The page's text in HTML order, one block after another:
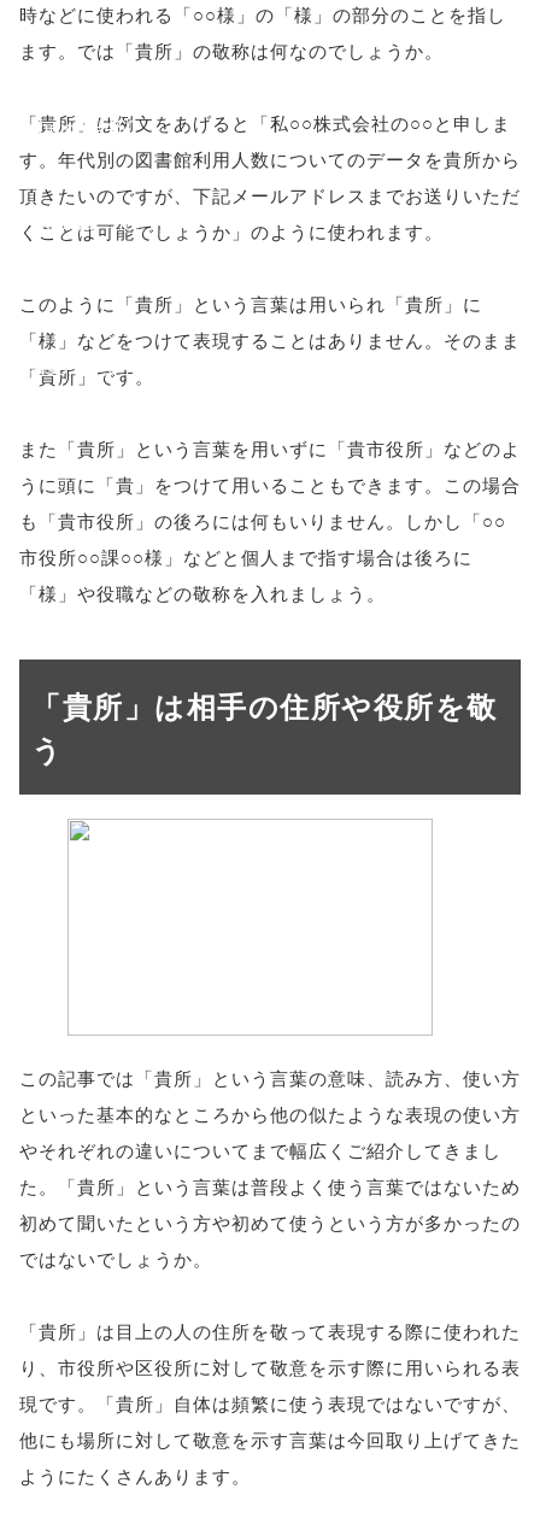
f, 'Gwindow',
height=450,
menubar=no,
toolbar=no,
); return
false;"> シェア
時などに使われる「○○様」の「様」の部分のことを指し
ます。では「貴所」の敬称は何なのでしょうか。
「貴所」は例文をあげると「私○○株式会社の○○と申しま
す。年代別の図書館利用人数についてのデータを貴所から
頂きたいのですが、下記メールアドレスまでお送りいただ
くことは可能でしょうか」のように使われます。
このように「貴所」という言葉は用いられ「貴所」に
「様」などをつけて表現することはありません。そのまま
「貴所」です。
また「貴所」という言葉を用いずに「貴市役所」などのよ
うに頭に「貴」をつけて用いることもできます。この場合
も「貴市役所」の後ろには何もいりません。しかし「○○
市役所○○課○○様」などと個人まで指す場合は後ろに
「様」や役職などの敬称を入れましょう。
「貴所」は相手の住所や役所を敬
う
この記事では「貴所」という言葉の意味、読み方、使い方
といった基本的なところから他の似たような表現の使い方
やそれぞれの違いについてまで幅広くご紹介してきまし
た。「貴所」という言葉は普段よく使う言葉ではないため
初めて聞いたという方や初めて使うという方が多かったの
ではないでしょうか。
「貴所」は目上の人の住所を敬って表現する際に使われた
り、市役所や区役所に対して敬意を示す際に用いられる表
現です。「貴所」自体は頻繁に使う表現ではないですが、
他にも場所に対して敬意を示す言葉は今回取り上げてきた
ようにたくさんあります。